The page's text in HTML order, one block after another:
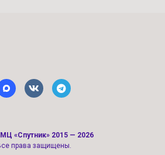
«Спутник» 2015 — 2026
права защищены.